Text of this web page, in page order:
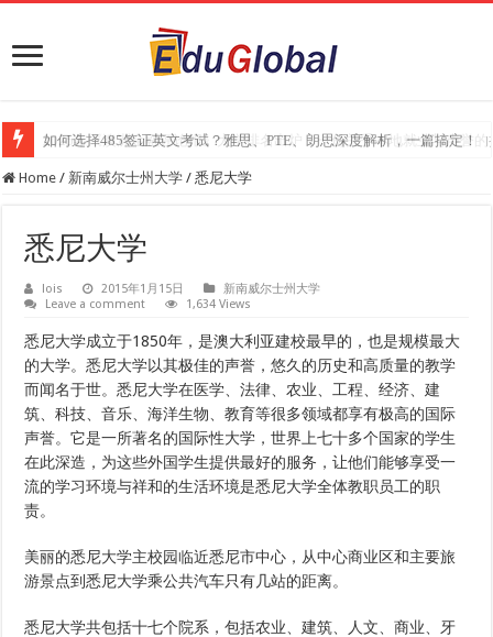
2025年《澳洲金融评论报》大学排名出炉：一份关乎本地就业与声誉的
Home / 新南威尔士州大学 / 悉尼大学
悉尼大学
lois 2015年1月15日
新南威尔士州大学
Leave a comment
1,634 Views
悉尼大学成立于1850年，是澳大利亚建校最早的，也是规模最大
的大学。悉尼大学以其极佳的声誉，悠久的历史和高质量的教学
而闻名于世。悉尼大学在医学、法律、农业、工程、经济、建
筑、科技、音乐、海洋生物、教育等很多领域都享有极高的国际
声誉。它是一所著名的国际性大学，世界上七十多个国家的学生
在此深造，为这些外国学生提供最好的服务，让他们能够享受一
流的学习环境与祥和的生活环境是悉尼大学全体教职员工的职
责。
美丽的悉尼大学主校园临近悉尼市中心，从中心商业区和主要旅
游景点到悉尼大学乘公共汽车只有几站的距离。
悉尼大学共包括十七个院系，包括农业、建筑、人文、商业、牙